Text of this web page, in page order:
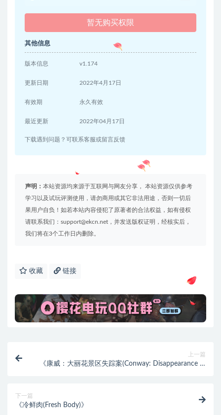
暂无购买权限
其他信息
版本信息 v1.174
更新日期 2022年4月17日
有效期 永久有效
最近更新 2022年04月17日
下载遇到问题？可联系客服或留言反馈
声明： 本站资源均来源于互联网与网友分享， 本站资源仅供参考
学习以及试玩评测使用，请勿商用或其它非法用途，否则一切后
果用户自负！如若本站内容侵犯了原著者的合法权益，如有侵权
请联系我们：support@ekcn.net，并发送版权证明，经核实后，
我们将在3个工作日内删除。
收藏 链接
上一篇
《康威：大丽花景区失踪案(Conway: Disappearance at
下一篇
《冷鲜肉(Fresh Body)》